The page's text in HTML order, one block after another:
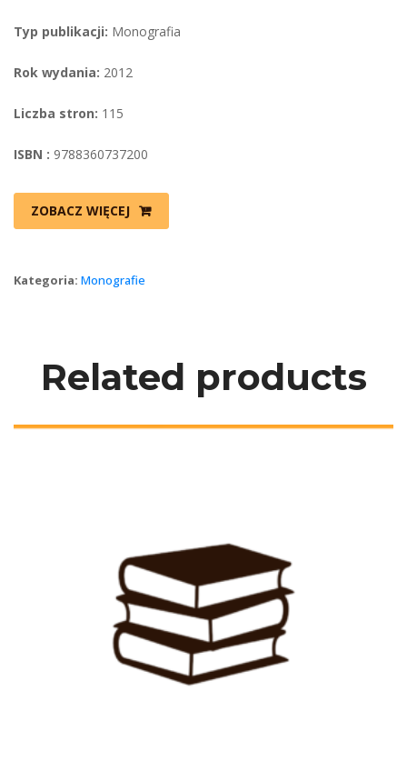
Typ publikacji: Monografia
Rok wydania: 2012
Liczba stron: 115
ISBN : 9788360737200
ZOBACZ WIĘCEJ
Kategoria: Monografie
Related product